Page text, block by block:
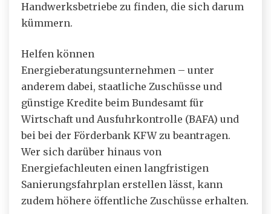
Handwerksbetriebe zu finden, die sich darum
kümmern.
Helfen können
Energieberatungsunternehmen – unter
anderem dabei, staatliche Zuschüsse und
günstige Kredite beim Bundesamt für
Wirtschaft und Ausfuhrkontrolle (BAFA) und
bei bei der Förderbank KFW zu beantragen.
Wer sich darüber hinaus von
Energiefachleuten einen langfristigen
Sanierungsfahrplan erstellen lässt, kann
zudem höhere öffentliche Zuschüsse erhalten.